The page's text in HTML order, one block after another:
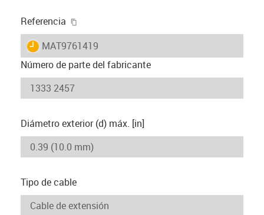
Referencia
igus-icon-lieferzeit
MAT9761419
Número de parte del fabricante
Diámetro exterior (d) máx. [in]
Tipo de cable